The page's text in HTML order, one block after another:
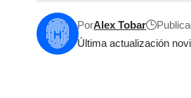
Última actualización
PorAlex Tobar